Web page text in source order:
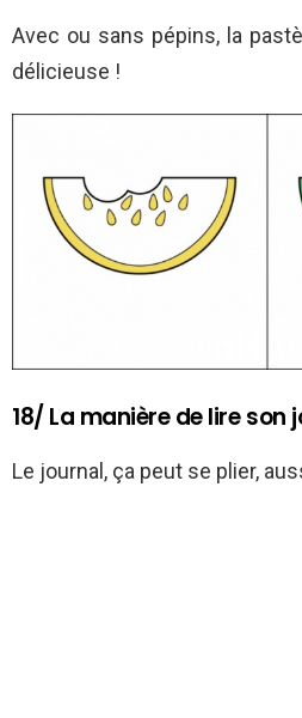
Avec ou sans pépins, la
délicieuse !
18/ La manière de lire son
Le journal, ça peut se plier,